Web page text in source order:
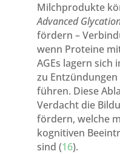
Milchprodukte
Advanced
fördern –
wenn Proteine
AGEs lagern sich
zu
führen. Diese
Verdacht die
fördern, welche
kognitiven
sind (16).